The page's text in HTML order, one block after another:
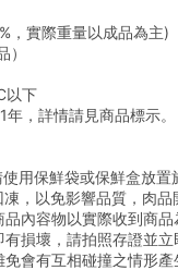
，實際重量以成品為主)
以下
，詳情請見商品標示。
用保鮮袋或保鮮盒放
，以免影響品質，肉品
內容物以實際收到商品
損壞，請拍照存證並立
會有互相碰撞之情形